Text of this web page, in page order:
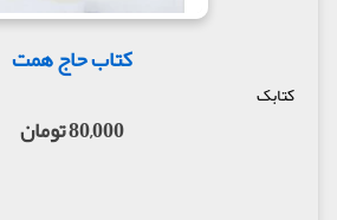
کتاب حاج همت
کتابک
80,000 تومان